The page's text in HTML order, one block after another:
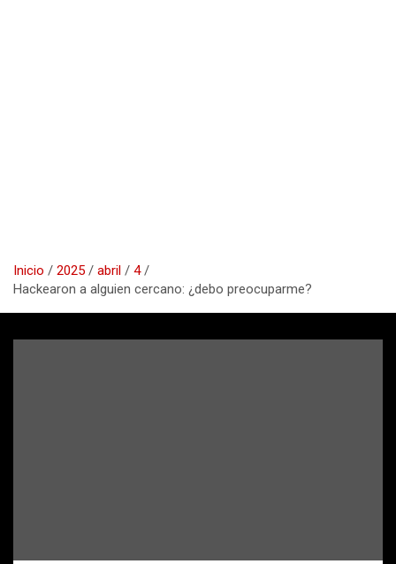
Inicio 2025 abril
4
Hackearon a alguien cercano: ¿debo preocuparme?